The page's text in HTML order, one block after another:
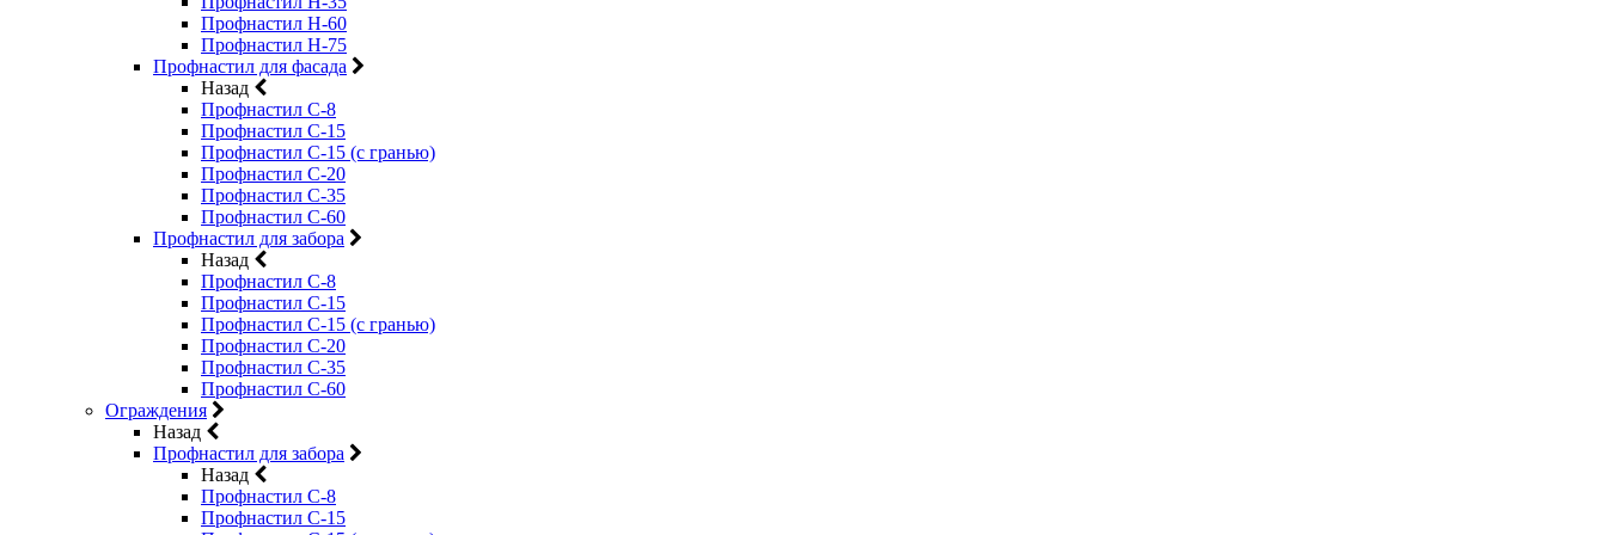
Профнастил Н-60
Профнастил Н-75
Профнастил для фасада
Назад
Профнастил С-8
Профнастил С-15
Профнастил С-15 (с гранью)
Профнастил С-20
Профнастил С-35
Профнастил С-60
Профнастил для забора
Назад
Профнастил С-8
Профнастил С-15
Профнастил С-15 (с гранью)
Профнастил С-20
Профнастил С-35
Профнастил С-60
Ограждения
Назад
Профнастил для забора
Назад
Профнастил С-8
Профнастил С-15